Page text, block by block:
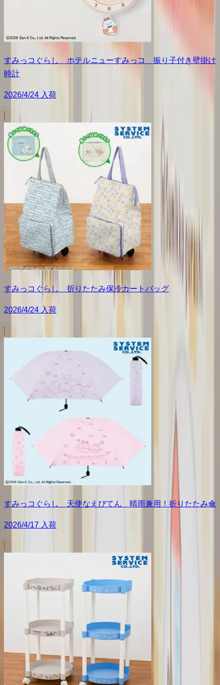
すみっコぐらし ホテルニューすみっコ 振り子付き壁掛け
時計
2026/4/24 入荷
すみっコぐらし 折りたたみ保冷カートバッグ
2026/4/24 入荷
すみっコぐらし 天使なえびてん 晴雨兼用！折りたたみ傘
2026/4/17 入荷